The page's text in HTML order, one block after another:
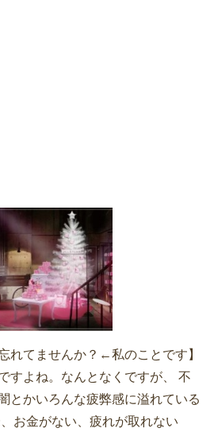
れてませんか？←私のことです】
すよね。なんとなくですが、 不
とかいろんな疲弊感に溢れている
お金がない、疲れが取れない